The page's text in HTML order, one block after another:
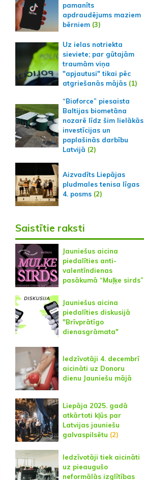
pamanīts
apdraudējums maziem
bērniem(3)
Uz ielas notriekta
sieviete; par gūtajām
traumām viņa
"apjautusi" tikai pēc
atgriešanās mājās(1)
“Bioforce” piesaista
Baltijas biometāna
nozarē līdz šim lielākās
investīcijas un
paplašinās darbību
Latvijā (2)
Aizvadīts Liepājas
pludmales tenisa līgas
4. posms(2)
Saistītie raksti
Jauniešus aicina
piedalīties anti-
valentīndienas
pasākumā “Muļķe sirds”
Jauniešus aicina
piedalīties diskusijā
"Brīvprātīgo
dienasgrāmata"
Iedzīvotāji 4. decembrī
aicināti uz Donoru
dienu Jauniešu mājā
Liepāja 2025. gadā
atkārtoti kļūs par
Latvijas jauniešu
galvaspilsētu (2)
Iedzīvotāji tiek aicināti
uz pieaugušo
neformālās izglītības